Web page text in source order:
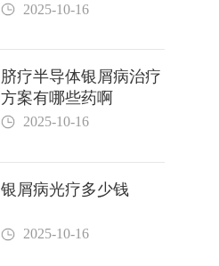
2025-10-16
脐疗半导体银屑病治疗
方案有哪些药啊
2025-10-16
银屑病光疗多少钱
2025-10-16